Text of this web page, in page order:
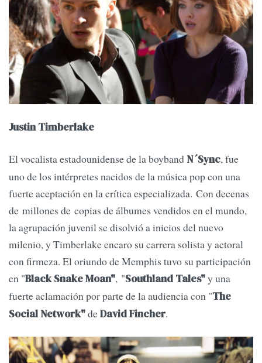
Justin Timberlake
El vocalista estadounidense de la boybandN´Sync, fue
uno de los intérpretes nacidos de la música pop con una
fuerte aceptación en la crítica especializada. Con decenas
de millones de copias de álbumes vendidos en el mundo,
la agrupación juvenil se disolvió a inicios del nuevo
milenio, y Timberlake encaro su carrera solista y actoral
con firmeza. El oriundo de Memphis tuvo su participación
en "Black Snake Moan", "Southland Tales"y una
fuerte aclamación por parte de la audiencia con "The
Social Network"deDavid Fincher.